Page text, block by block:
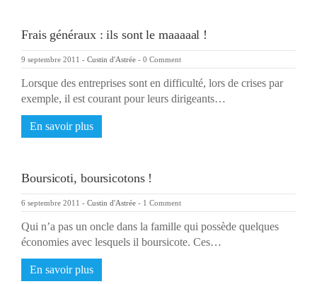
Frais généraux : ils sont le maaaaal !
9 septembre 2011 - Custin d'Astrée - 0 Comment
Lorsque des entreprises sont en difficulté, lors de crises par
exemple, il est courant pour leurs dirigeants…
En savoir plus
Boursicoti, boursicotons !
6 septembre 2011 - Custin d'Astrée - 1 Comment
Qui n’a pas un oncle dans la famille qui possède quelques
économies avec lesquels il boursicote. Ces…
En savoir plus